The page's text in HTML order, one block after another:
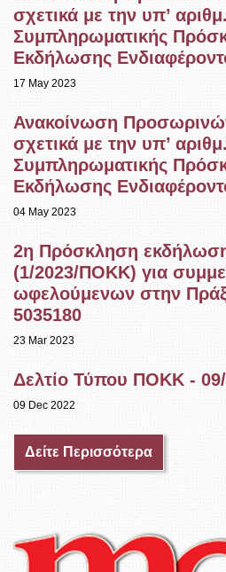
σχετικά με την υπ’
Συμπληρωματικής
Εκδήλωσης
17 May 2023
Ανακοίνωση
σχετικά με την υπ’
Συμπληρωματικής
Εκδήλωσης
04 May 2023
2η Πρόσκληση
(1/2023/ΠΟΚΚ) για
ωφελούμενων στην
5035180
23 Mar 2023
Δελτίο Τύπου ΠΟΚΚ -
09 Dec 2022
Δείτε Περισσότερα